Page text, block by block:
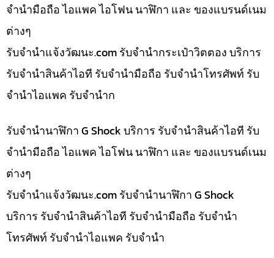
จำนำมือถือ ไอแพค ไอโฟน นาฬิกา และ ของแบรนด์เนม
ต่างๆ
รับจํานําแจ้งวัฒนะ.com รับจำนำกระเป๋าวิตตอง บริการ
รับจำนำสินค้าไอที รับจำนำมือถือ รับจำนำโทรศัพท์ รับ
จำนำไอแพค รับจำนำก
รับจำนำนาฬิกา G Shock บริการ รับจำนำสินค้าไอที รับ
จำนำมือถือ ไอแพค ไอโฟน นาฬิกา และ ของแบรนด์เนม
ต่างๆ
รับจํานําแจ้งวัฒนะ.com รับจำนำนาฬิกา G Shock
บริการ รับจำนำสินค้าไอที รับจำนำมือถือ รับจำนำ
โทรศัพท์ รับจำนำไอแพค รับจำนำ